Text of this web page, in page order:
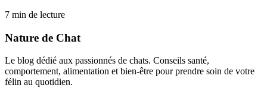
7 min de lecture
Nature de Chat
Le blog dédié aux passionnés de chats. Conseils santé,
comportement, alimentation et bien-être pour prendre soin de votre
félin au quotidien.